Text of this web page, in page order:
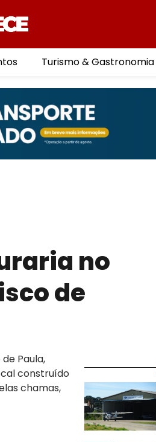
Turismo & Gastronomia
no
de
Paula,
construído
chamas,